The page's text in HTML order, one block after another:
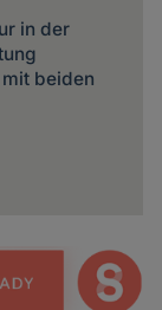
in der
beiden